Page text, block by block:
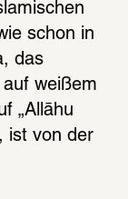
schon in
das
weißem
„Allāhu
ist von der